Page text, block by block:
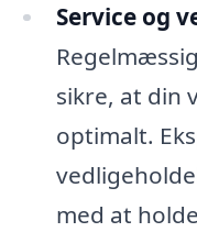
Service og
sikre, at din
optimalt.
med at